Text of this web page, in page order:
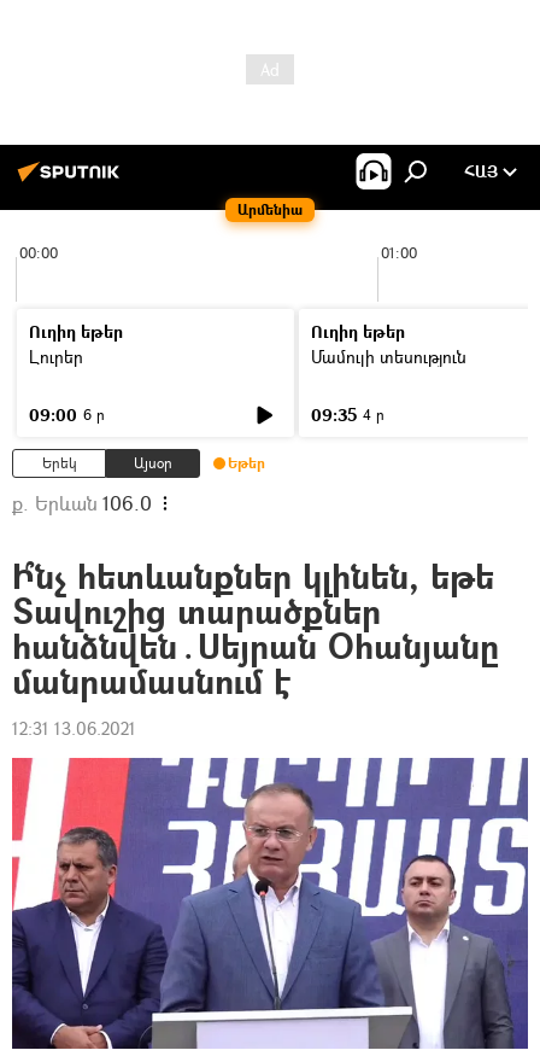
Արմենիա
ՀԱՅ
00:00 01:00
Ուղիղ եթեր
Լուրեր
09:00 6 ր
Ուղիղ եթեր
Մամուլի տեսություն
09:35 4 ր
Երեկ Այսօր Եթեր
ք. Երևան 106.0
Ի՞նչ հետևանքներ կլինեն, եթե
Տավուշից տարածքներ
հանձնվեն․Սեյրան Օհանյանը
մանրամասնում է
12:31 13.06.2021